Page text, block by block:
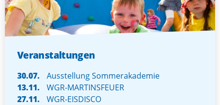
Veranstaltungen
30.07.
Ausstellung Sommerakademie
13.11.
WGR-MARTINSFEUER
27.11.
WGR-EISDISCO